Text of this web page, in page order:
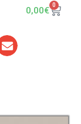
0,00€ 0